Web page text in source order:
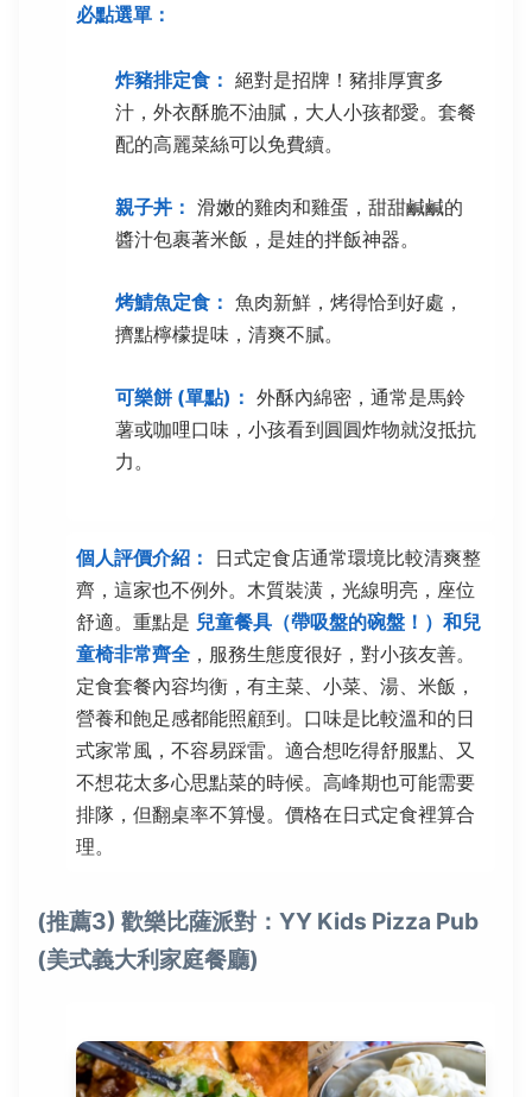
必點選單：
炸豬排定食： 絕對是招牌！豬排厚實多
汁，外衣酥脆不油膩，大人小孩都愛。套餐
配的高麗菜絲可以免費續。
親子丼： 滑嫩的雞肉和雞蛋，甜甜鹹鹹的
醬汁包裹著米飯，是娃的拌飯神器。
烤鯖魚定食： 魚肉新鮮，烤得恰到好處，
擠點檸檬提味，清爽不膩。
可樂餅 (單點)： 外酥內綿密，通常是馬鈴
薯或咖哩口味，小孩看到圓圓炸物就沒抵抗
力。
個人評價介紹：
日式定食店通常環境比較清爽整
齊，這家也不例外。木質裝潢，光線明亮，座位
舒適。重點是 兒童餐具（帶吸盤的碗盤！）和兒
童椅非常齊全 ，服務生態度很好，對小孩友善。
定食套餐內容均衡，有主菜、小菜、湯、米飯，
營養和飽足感都能照顧到。口味是比較溫和的日
式家常風，不容易踩雷。適合想吃得舒服點、又
不想花太多心思點菜的時候。高峰期也可能需要
排隊，但翻桌率不算慢。價格在日式定食裡算合
理。
(推薦3) 歡樂比薩派對：YY Kids Pizza Pub
(美式義大利家庭餐廳)